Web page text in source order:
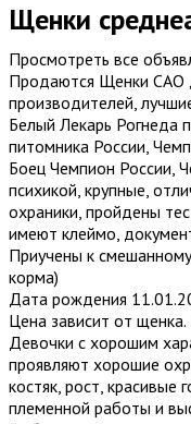
Щенки
Просмотреть все
Продаются Щенки САО
производителей,
Белый Лекарь Рогнеда
питомника России,
Боец Чемпион России,
психикой, крупные,
охраники, пройдены
имеют клеймо,
Приучены к
корма)
Дата рождения
Цена зависит от
Девочки с хорошим
проявляют хорошие
костяк, рост, красивые
племенной работы и